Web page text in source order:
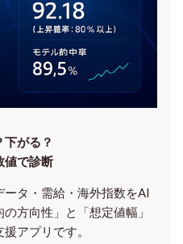
下がる？
値で診断
タ・需給・海外指数をAI
方向性」と「想定値幅」
アプリです。